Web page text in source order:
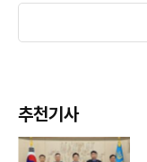
추천기사